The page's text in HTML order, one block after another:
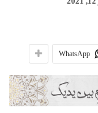
WhatsApp